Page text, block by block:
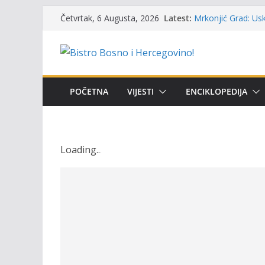
content
Četvrtak, 6 Augusta, 2026 Latest: Mrkonjić Grad:
osvojili prelazni
Masovni pomor
POČETNA VIJESTI ENCIKLOPEDIJA
Loading...